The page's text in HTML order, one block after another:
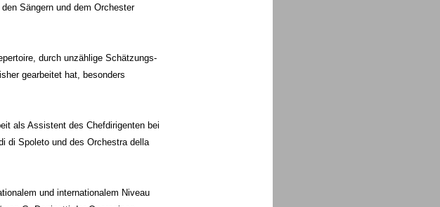
Sängern und dem Orchester
durch unzählige Schätzungs-
gearbeitet hat, besonders
als Assistent des Chefdirigenten bei
di Spoleto und des Orchestra della
und internationalem Niveau